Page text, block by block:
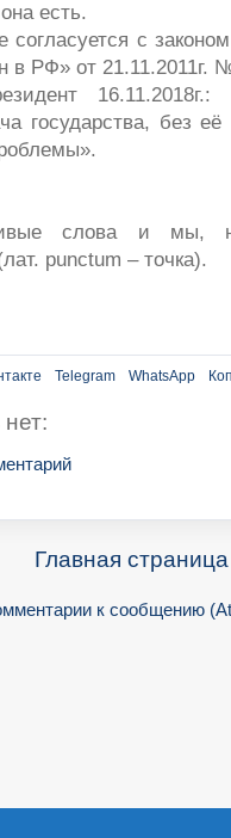
есть.
согласуется с
в РФ» от
государства, без
слова и мы,
punctum – точка).
Telegram WhatsApp
Главная страница
к сообщению